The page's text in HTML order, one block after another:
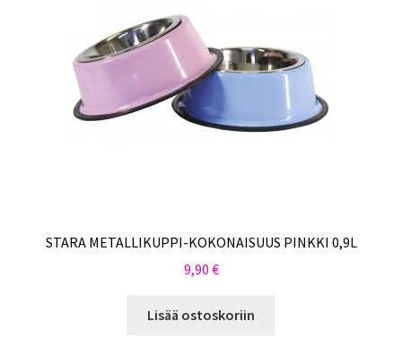
STARA METALLIKUPPI-KOKONAISUUS PINKKI 0,9L
9,90 €
Lisää ostoskoriin